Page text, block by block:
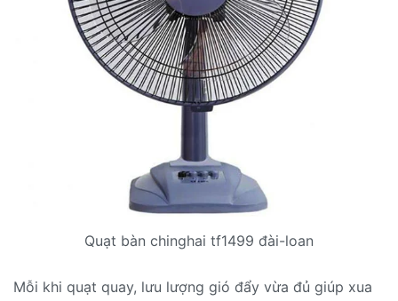
Quạt bàn chinghai tf1499 đài-loan
Mỗi khi quạt quay, lưu lượng gió đẩy vừa đủ giúp xua